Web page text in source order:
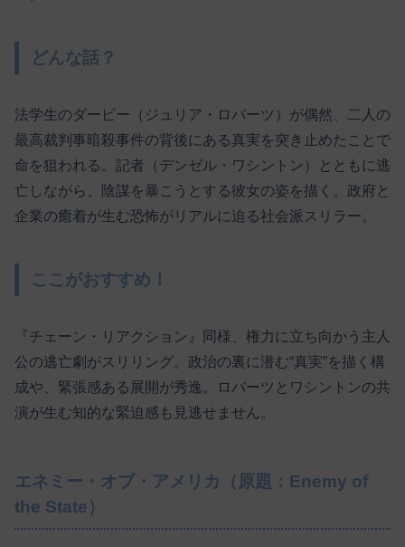
どんな話？
法学生のダービー（ジュリア・ロバーツ）が偶然、二人の
最高裁判事暗殺事件の背後にある真実を突き止めたことで
命を狙われる。記者（デンゼル・ワシントン）とともに逃
亡しながら、陰謀を暴こうとする彼女の姿を描く。政府と
企業の癒着が生む恐怖がリアルに迫る社会派スリラー。
ここがおすすめ！
『チェーン・リアクション』同様、権力に立ち向かう主人
公の逃亡劇がスリリング。政治の裏に潜む“真実”を描く構
成や、緊張感ある展開が秀逸。ロバーツとワシントンの共
演が生む知的な緊迫感も見逃せません。
エネミー・オブ・アメリカ（原題：Enemy of
the State）